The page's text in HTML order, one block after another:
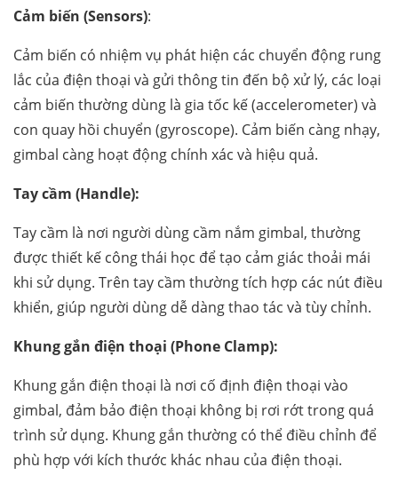
Cảm biến (Sensors):
Cảm biến có nhiệm vụ phát hiện các chuyển động rung
lắc của điện thoại và gửi thông tin đến bộ xử lý, các loại
cảm biến thường dùng là gia tốc kế (accelerometer) và
con quay hồi chuyển (gyroscope). Cảm biến càng nhạy,
gimbal càng hoạt động chính xác và hiệu quả.
Tay cầm (Handle):
Tay cầm là nơi người dùng cầm nắm gimbal, thường
được thiết kế công thái học để tạo cảm giác thoải mái
khi sử dụng. Trên tay cầm thường tích hợp các nút điều
khiển, giúp người dùng dễ dàng thao tác và tùy chỉnh.
Khung gắn điện thoại (Phone Clamp):
Khung gắn điện thoại là nơi cố định điện thoại vào
gimbal, đảm bảo điện thoại không bị rơi rớt trong quá
trình sử dụng. Khung gắn thường có thể điều chỉnh để
phù hợp với kích thước khác nhau của điện thoại.